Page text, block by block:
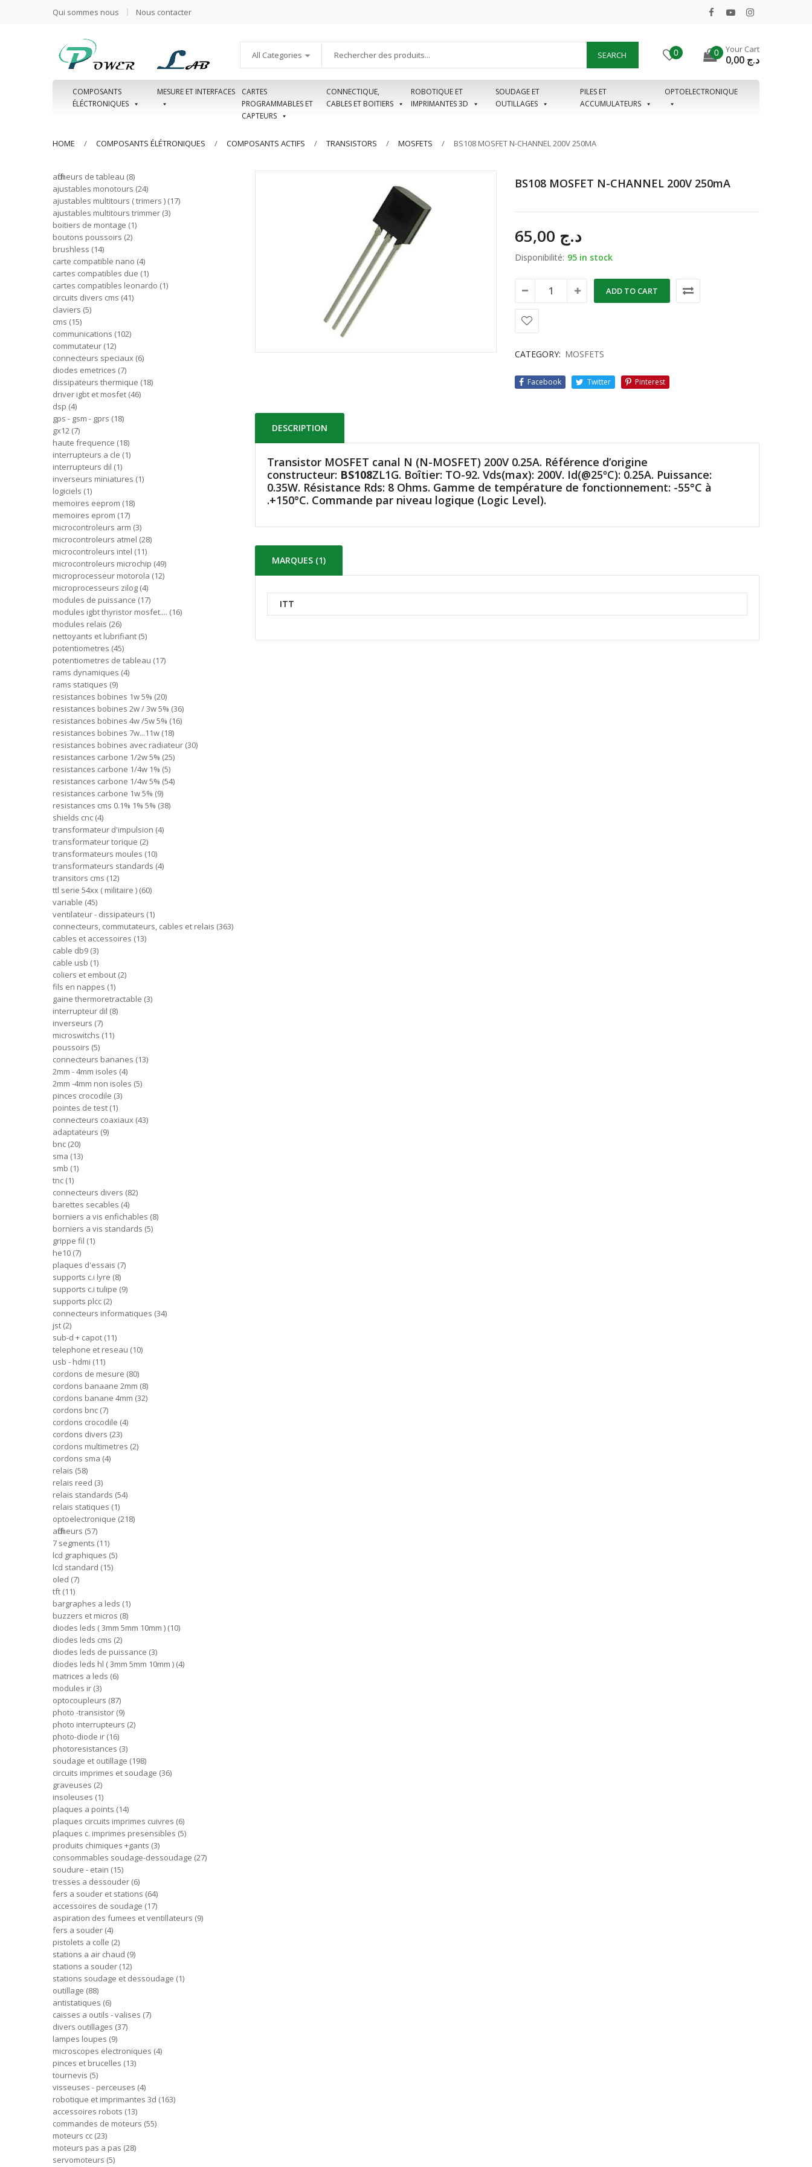
Qui sommes nous Nous contacter
All Categories SEARCH 0 0 Your Cart
د.ج
COMPOSANTS
ÉLÉCTRONIQUES
MESURE ET INTERFACES
CARTES
PROGRAMMABLES ET
CAPTEURS
CONNECTIQUE,
CABLES ET BOITIERS
ROBOTIQUE ET
IMPRIMANTES 3D
SOUDAGE ET
OUTILLAGES
PILES ET
ACCUMULATEURS
OPTOELECTRONIQUE
HOME COMPOSANTS ÉLÉTRONIQUES COMPOSANTS ACTIFS TRANSISTORS MOSFETS BS108 MOSFET N-CHANNEL 200V 250MA
BS108 MOSFET N-CHANNEL 200V 250mA
د.ج
Disponibilité: 95 in stock
ADD TO CART
CATEGORY: MOSFETS
Facebook Twitter Pinterest
DESCRIPTION
Transistor MOSFET canal N (N-MOSFET) 200V 0.25A. Référence d’origine
constructeur: BS108ZL1G. Boîtier: TO-92. Vds(max): 200V. Id(@25ºC): 0.25A. Puissance:
0.35W. Résistance Rds: 8 Ohms. Gamme de température de fonctionnement: -55°C à
.+150°C. Commande par niveau logique (Logic Level).
MARQUES (1)
ITT
afficheurs de tableau 8
ajustables monotours 24
ajustables multitours ( trimers ) 17
ajustables multitours trimmer 3
boitiers de montage 1
boutons poussoirs 2
brushless 14
carte compatible nano 4
cartes compatibles due 1
cartes compatibles leonardo 1
circuits divers cms 41
claviers 5
cms 15
communications 102
commutateur 12
connecteurs speciaux 6
diodes emetrices 7
dissipateurs thermique 18
driver igbt et mosfet 46
dsp 4
gps - gsm - gprs 18
gx12 7
haute frequence 18
interrupteurs a cle 1
interrupteurs dil 1
inverseurs miniatures 1
logiciels 1
memoires eeprom 18
memoires eprom 17
microcontroleurs arm 3
microcontroleurs atmel 28
microcontroleurs intel 11
microcontroleurs microchip 49
microprocesseur motorola 12
microprocesseurs zilog 4
modules de puissance 17
modules igbt thyristor mosfet.... 16
modules relais 26
nettoyants et lubrifiant 5
potentiometres 45
potentiometres de tableau 17
rams dynamiques 4
rams statiques 9
resistances bobines 1w 5% 20
resistances bobines 2w / 3w 5% 36
resistances bobines 4w /5w 5% 16
resistances bobines 7w...11w 18
resistances bobines avec radiateur 30
resistances carbone 1/2w 5% 25
resistances carbone 1/4w 1% 5
resistances carbone 1/4w 5% 54
resistances carbone 1w 5% 9
resistances cms 0.1% 1% 5% 38
shields cnc 4
transformateur d'impulsion 4
transformateur torique 2
transformateurs moules 10
transformateurs standards 4
transitors cms 12
ttl serie 54xx ( militaire ) 60
variable 45
ventilateur - dissipateurs 1
connecteurs, commutateurs, cables et relais 363
cables et accessoires 13
cable db9 3
cable usb 1
coliers et embout 2
fils en nappes 1
gaine thermoretractable 3
interrupteur dil 8
inverseurs 7
microswitchs 11
poussoirs 5
connecteurs bananes 13
2mm - 4mm isoles 4
2mm -4mm non isoles 5
pinces crocodile 3
pointes de test 1
connecteurs coaxiaux 43
adaptateurs 9
bnc 20
sma 13
smb 1
tnc 1
connecteurs divers 82
barettes secables 4
borniers a vis enfichables 8
borniers a vis standards 5
grippe fil 1
he10 7
plaques d'essais 7
supports c.i lyre 8
supports c.i tulipe 9
supports plcc 2
connecteurs informatiques 34
jst 2
sub-d + capot 11
telephone et reseau 10
usb - hdmi 11
cordons de mesure 80
cordons banaane 2mm 8
cordons banane 4mm 32
cordons bnc 7
cordons crocodile 4
cordons divers 23
cordons multimetres 2
cordons sma 4
relais 58
relais reed 3
relais standards 54
relais statiques 1
optoelectronique 218
afficheurs 57
7 segments 11
lcd graphiques 5
lcd standard 15
oled 7
tft 11
bargraphes a leds 1
buzzers et micros 8
diodes leds ( 3mm 5mm 10mm ) 10
diodes leds cms 2
diodes leds de puissance 3
diodes leds hl ( 3mm 5mm 10mm ) 4
matrices a leds 6
modules ir 3
optocoupleurs 87
photo -transistor 9
photo interrupteurs 2
photo-diode ir 16
photoresistances 3
soudage et outillage 198
circuits imprimes et soudage 36
graveuses 2
insoleuses 1
plaques a points 14
plaques circuits imprimes cuivres 6
plaques c. imprimes presensibles 5
produits chimiques +gants 3
consommables soudage-dessoudage 27
soudure - etain 15
tresses a dessouder 6
fers a souder et stations 64
accessoires de soudage 17
aspiration des fumees et ventillateurs 9
fers a souder 4
pistolets a colle 2
stations a air chaud 9
stations a souder 12
stations soudage et dessoudage 1
outillage 88
antistatiques 6
caisses a outils - valises 7
divers outillages 37
lampes loupes 9
microscopes electroniques 4
pinces et brucelles 13
tournevis 5
visseuses - perceuses 4
robotique et imprimantes 3d 163
accessoires robots 13
commandes de moteurs 55
moteurs cc 23
moteurs pas a pas 28
servomoteurs 5